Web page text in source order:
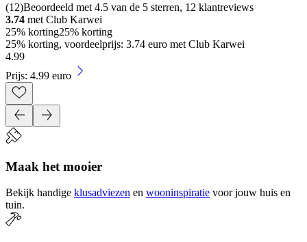
(12)Beoordeeld met 4.5 van de 5 sterren, 12 klantreviews
3.74 met Club Karwei
25% korting25% korting
25% korting, voordeelprijs: 3.74 euro met Club Karwei
4.99
Prijs: 4.99 euro
Maak het mooier
Bekijk handige klusadviezen en wooninspiratie voor jouw huis en
tuin.